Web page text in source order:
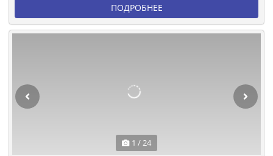
ПОДРОБНЕЕ
1 / 24